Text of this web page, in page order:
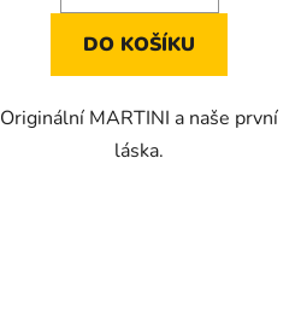
DO KOŠÍKU
Originální MARTINI a naše první
láska.